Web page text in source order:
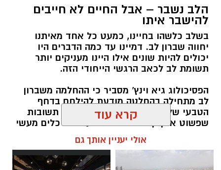
לחצו כאן
יש לכם מידע חשוב שטרם נחשף? צילומים מאירוע
חדשותי? מצאתם טעות בכתבה? נשמח שתשתפו
הלב נשבר – אבל החיים לא חייבים
להישבר איתו
בשלב כלשהו בחיינו, כמעט כל אחד מאיתנו
יחווה שברון לב. דמיינו עד כמה הדברים היו
יכולים להיות שונים אילו היינו מעניקים יותר
תשומת לב לכאב הרגשי הייחודי הזה.
הפסיכולוג גיא וינץ' מסביר כי ההחלמה משברון
לב מתחילה בהחלטה מודעת להילחם בדחף
הטבעי שלנו לייפות את העבר ולחפש תשובות
שפשוט אינן קיימות. הוא מציע ארגז כלים מעשי
שיעזור לנו, בהדרגה, להשתחרר מהכאב ולהמשיך
הלב שלנו אולי נשבר לפעמים, אבל אנחנו לא
קרא עוד
אולי יעניין אותך גם